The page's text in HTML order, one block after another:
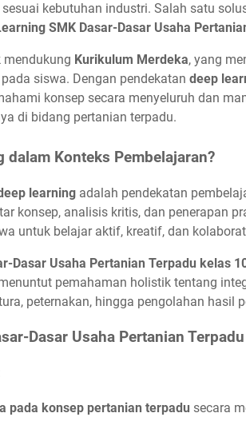
kebutuhan industri. Salah satu
SMK Dasar-Dasar Usaha
Kurikulum Merdeka, yang
siswa. Dengan pendekatan deep
konsep secara menyeluruh dan
di bidang pertanian terpadu.
dalam Konteks Pembelajaran?
learning adalah pendekatan
konsep, analisis kritis, dan penerapan
untuk belajar aktif, kreatif, dan
Dasar Usaha Pertanian Terpadu kelas
pemahaman holistik tentang
peternakan, hingga pengolahan hasil
Dasar Usaha Pertanian Terpadu
pada konsep pertanian terpadu secara